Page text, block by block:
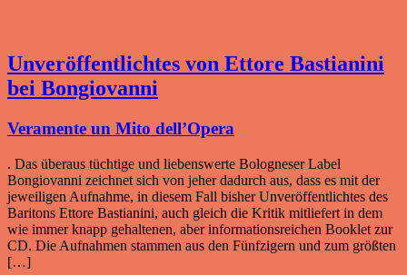
Unveröffentlichtes von Ettore Bastianini
bei Bongiovanni
Veramente un Mito dell’Opera
. Das überaus tüchtige und liebenswerte Bologneser Label
Bongiovanni zeichnet sich von jeher dadurch aus, dass es mit der
jeweiligen Aufnahme, in diesem Fall bisher Unveröffentlichtes des
Baritons Ettore Bastianini, auch gleich die Kritik mitliefert in dem
wie immer knapp gehaltenen, aber informationsreichen Booklet zur
CD. Die Aufnahmen stammen aus den Fünfzigern und zum größten
[…]